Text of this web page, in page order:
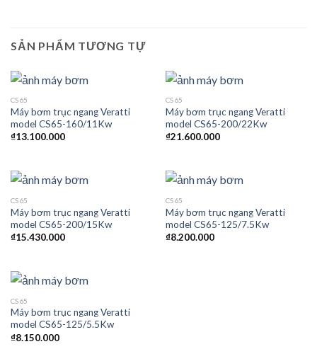
SẢN PHẨM TƯƠNG TỰ
CS65
Máy bơm trục ngang Veratti
model CS65-160/11Kw
₫13.100.000
CS65
Máy bơm trục ngang Veratti
model CS65-200/22Kw
₫21.600.000
CS65
Máy bơm trục ngang Veratti
model CS65-200/15Kw
₫15.430.000
CS65
Máy bơm trục ngang Veratti
model CS65-125/7.5Kw
₫8.200.000
CS65
Máy bơm trục ngang Veratti
model CS65-125/5.5Kw
₫8.150.000